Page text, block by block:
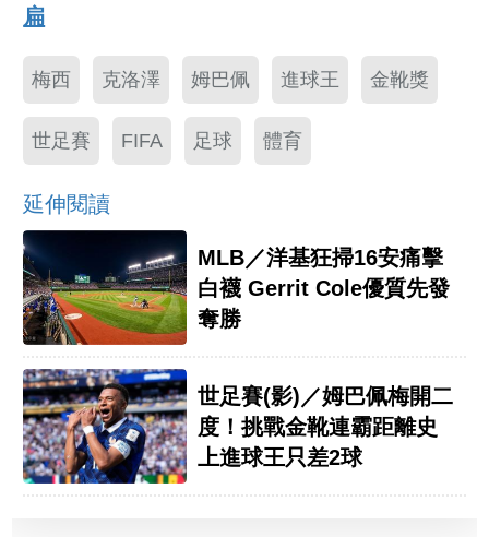
扁
梅西 克洛澤 姆巴佩 進球王 金靴獎
世足賽 FIFA 足球 體育
延伸閱讀
MLB／洋基狂掃16安痛擊
白襪 Gerrit Cole優質先發
奪勝
世足賽(影)／姆巴佩梅開二
度！挑戰金靴連霸距離史
上進球王只差2球